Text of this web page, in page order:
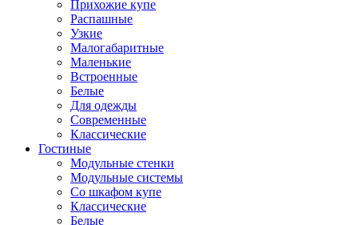
Прихожие купе
Распашные
Узкие
Малогабаритные
Маленькие
Встроенные
Белые
Для одежды
Современные
Классические
Гостиные
Модульные стенки
Модульные системы
Со шкафом купе
Классические
Белые